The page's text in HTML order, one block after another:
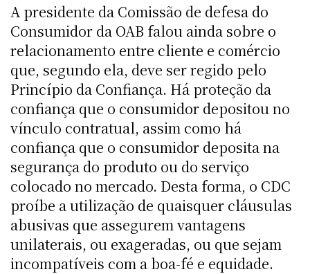
A presidente da Comissão de defesa do
Consumidor da OAB falou ainda sobre o
relacionamento entre cliente e comércio
que, segundo ela, deve ser regido pelo
Princípio da Confiança. Há proteção da
confiança que o consumidor depositou no
vínculo contratual, assim como há
confiança que o consumidor deposita na
segurança do produto ou do serviço
colocado no mercado. Desta forma, o CDC
proíbe a utilização de quaisquer cláusulas
abusivas que assegurem vantagens
unilaterais, ou exageradas, ou que sejam
incompatíveis com a boa-fé e equidade.